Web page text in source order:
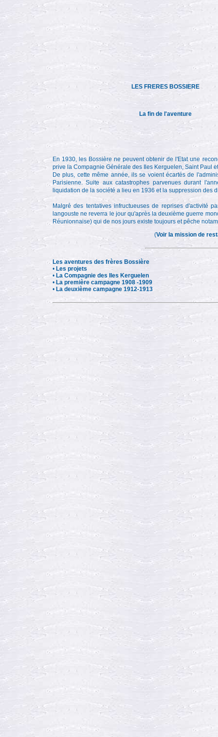
LES FRERES BOSSIERE
La fin de l'aventure
En 1930, les Bossière ne peuvent obtenir de l'Etat une
prive la Compagnie Générale des Iles Kerguelen, Saint Paul
De plus, cette même année, ils se voient écartés de
Parisienne. Suite aux catastrophes parvenues durant
liquidation de la société a lieu en 1936 et la suppression des
Malgré des tentatives infructueuses de reprises d'activité
langouste ne reverra le jour qu'après la deuxième guerre
Réunionnaise) qui de nos jours existe toujours et pêche
(Voir la mission de
Les aventures des frères Bossière
• Les projets
• La Compagnie des Iles Kerguelen
• La première campagne 1908 -1909
• La deuxième campagne 1912-1913